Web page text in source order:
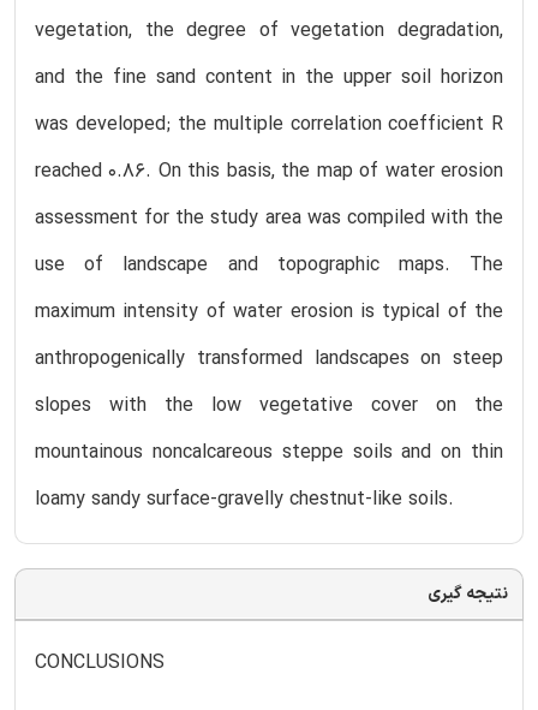
vegetation, the degree of vegetation degradation,
and the fine sand content in the upper soil horizon
was developed; the multiple correlation coefficient R
reached 0.86. On this basis, the map of water erosion
assessment for the study area was compiled with the
use of landscape and topographic maps. The
maximum intensity of water erosion is typical of the
anthropogenically transformed landscapes on steep
slopes with the low vegetative cover on the
mountainous noncalcareous steppe soils and on thin
loamy sandy surface-gravelly chestnut-like soils.
نتیجه گیری
CONCLUSIONS